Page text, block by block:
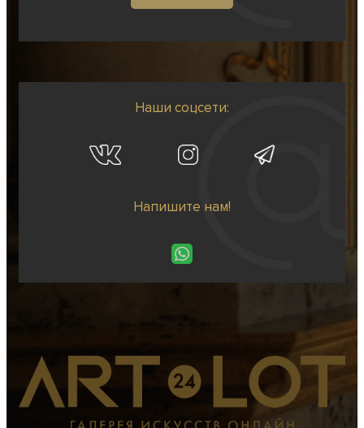
Наши соцсети:
Напишите нам!